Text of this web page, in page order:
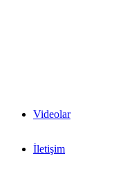
Videolar
İletişim